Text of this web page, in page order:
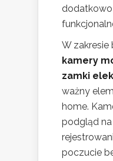
dodatkowo
W zakresie
kamery
zamki
ważny
home.
podgląd
poczucie